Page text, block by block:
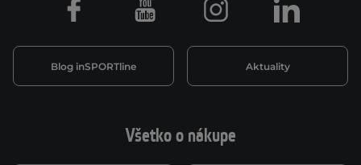
Všetko o nákupe
Blog inSPORTline Aktuality
Facebook Youtube Instagram LinkedIn